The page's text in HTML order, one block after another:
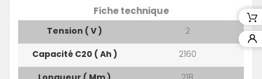
Fiche technique
Tension ( V )
2
Capacité C20 ( Ah )
2160